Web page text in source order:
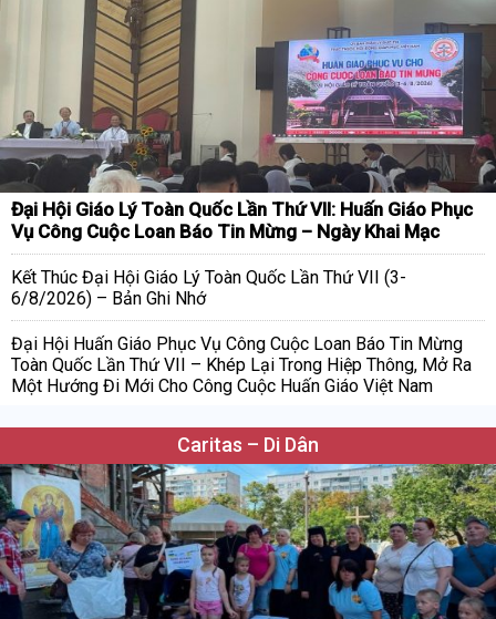
Đại Hội Giáo Lý Toàn Quốc Lần Thứ VII: Huấn Giáo Phục
Vụ Công Cuộc Loan Báo Tin Mừng – Ngày Khai Mạc
Kết Thúc Đại Hội Giáo Lý Toàn Quốc Lần Thứ VII (3-
6/8/2026) – Bản Ghi Nhớ
Đại Hội Huấn Giáo Phục Vụ Công Cuộc Loan Báo Tin Mừng
Toàn Quốc Lần Thứ VII – Khép Lại Trong Hiệp Thông, Mở Ra
Một Hướng Đi Mới Cho Công Cuộc Huấn Giáo Việt Nam
Caritas – Di Dân